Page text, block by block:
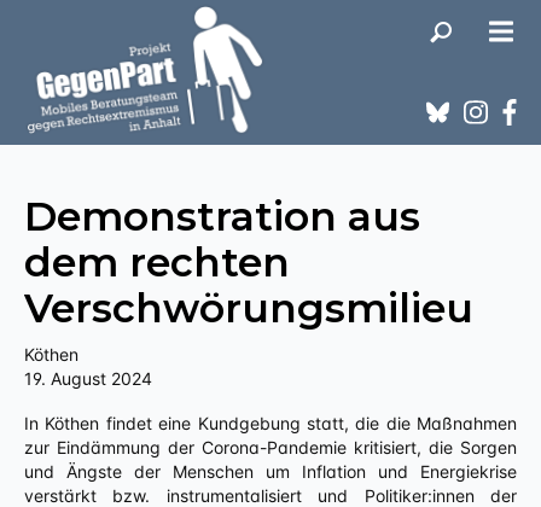
Demonstration aus
dem rechten
Verschwörungsmilieu
Köthen
19. August 2024
In Köthen findet eine Kundgebung statt, die die Maßnahmen
zur Eindämmung der Corona-Pandemie kritisiert, die Sorgen
und Ängste der Menschen um Inflation und Energiekrise
verstärkt bzw. instrumentalisiert und Politiker:innen der